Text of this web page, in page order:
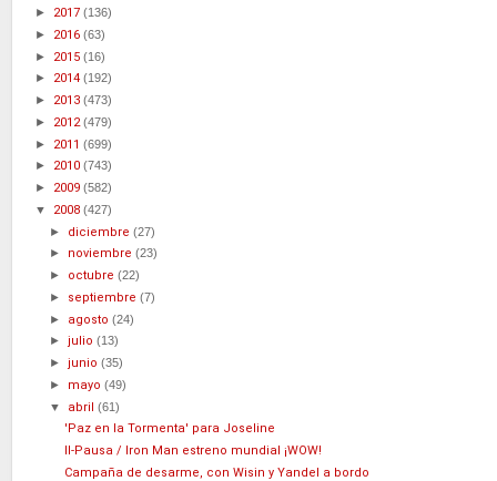
► 2017 (136)
► 2016 (63)
► 2015 (16)
► 2014 (192)
► 2013 (473)
► 2012(479)
► 2011 (699)
► 2010 (743)
► 2009 (582)
▼ 2008 (427)
► diciembre(27)
► noviembre(23)
► octubre(22)
► septiembre(7)
► agosto(24)
►julio(13)
►junio(35)
► mayo(49)
▼ abril(61)
'Paz en la Tormenta' para Joseline
II-Pausa / Iron Man estreno mundial ¡WOW!
Campaña de desarme, con Wisin y Yandel a bordo